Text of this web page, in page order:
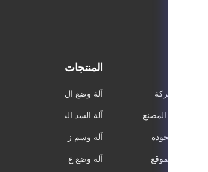
المنتجات
آلة وضع ال
علامات الأو
آلة السد الت
لقائي
آلة وسم ز
جاجة مست
آلة وضع ع
ملف الشركة
جولة في المصنع
مراقبة الجودة
خريطة الموقع